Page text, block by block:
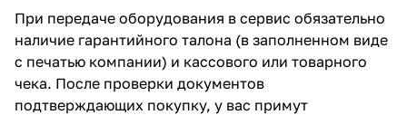
При передаче оборудования в сервис обязательно
наличие гарантийного талона (в заполненном виде
с печатью компании) и кассового или товарного
чека. После проверки документов
подтверждающих покупку, у вас примут